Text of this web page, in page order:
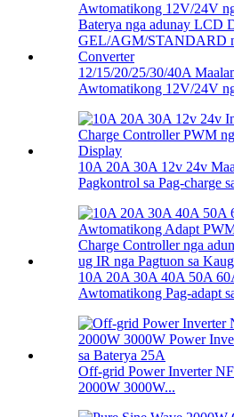
12/15/20/25/30/40A
Awtomatikong 12V/24V
10A 20A 30A 12v 24v
Pagkontrol sa Pag-charge
10A 20A 30A 40A 50A
Awtomatikong Pag-adapt
Off-grid Power Inverter
2000W 3000W...